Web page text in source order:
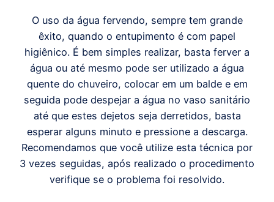
O uso da água fervendo, sempre tem grande
êxito, quando o entupimento é com papel
higiênico. É bem simples realizar, basta ferver a
água ou até mesmo pode ser utilizado a água
quente do chuveiro, colocar em um balde e em
seguida pode despejar a água no vaso sanitário
até que estes dejetos seja derretidos, basta
esperar alguns minuto e pressione a descarga.
Recomendamos que você utilize esta técnica por
3 vezes seguidas, após realizado o procedimento
verifique se o problema foi resolvido.